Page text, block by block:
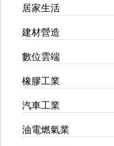
居家生活
建材營造
數位雲端
橡膠工業
汽車工業
油電燃氣業